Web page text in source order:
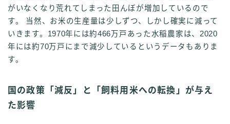
がいなくなり荒れてしまった田んぼが増加しているので
す。 当然、お米の生産量は少しずつ、しかし確実に減って
いきます。1970年には約466万戸あった水稲農家は、2020
年には約70万戸にまで減少しているというデータもありま
す。
国の政策「減反」と「飼料用米への転換」が与え
た影響